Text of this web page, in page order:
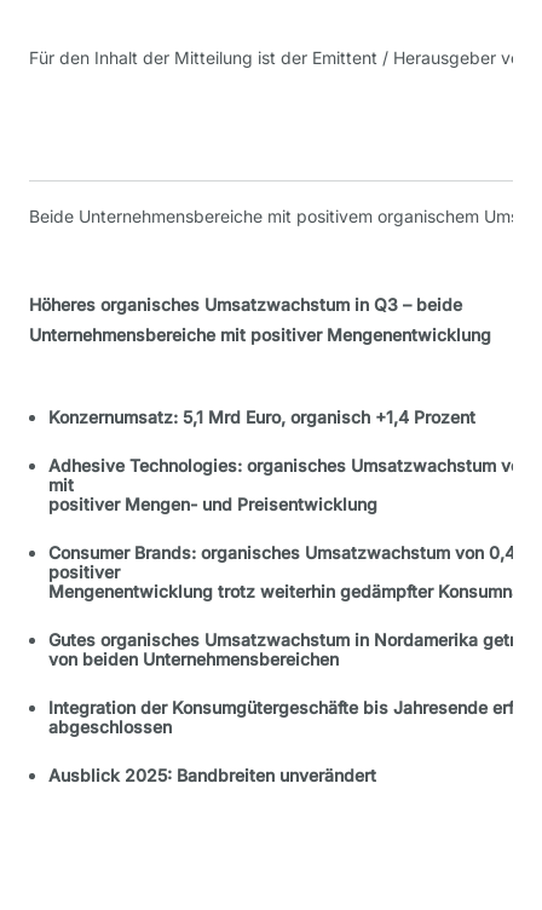
Für den Inhalt der Mitteilung ist der Emittent / Herausgeber
Beide Unternehmensbereiche mit positivem organischem
Höheres organisches Umsatzwachstum in Q3 – beide
Unternehmensbereiche mit positiver Mengenentwicklung
Konzernumsatz: 5,1 Mrd Euro, organisch +1,4 Prozent
Adhesive Technologies: organisches Umsatzwachstum von
mit
positiver Mengen- und Preisentwicklung
Consumer Brands: organisches Umsatzwachstum von 0,4
positiver
Mengenentwicklung trotz weiterhin gedämpfter
Gutes organisches Umsatzwachstum in Nordamerika
von beiden Unternehmensbereichen
Integration der Konsumgütergeschäfte bis Jahresende
abgeschlossen
Ausblick 2025: Bandbreiten unverändert